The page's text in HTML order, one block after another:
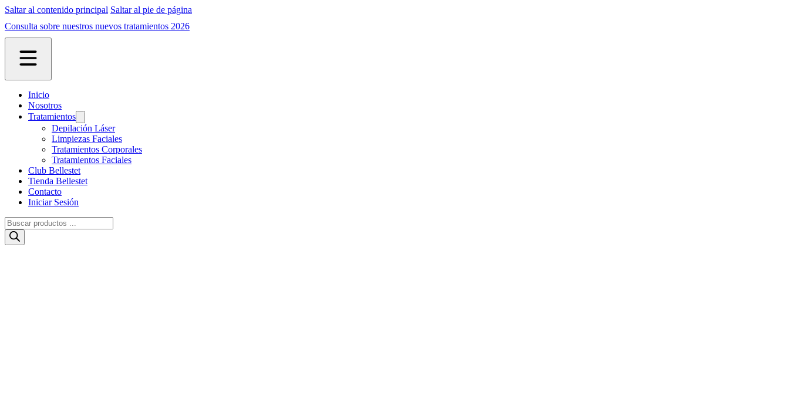
Saltar al contenido principal Saltar al pie de página
Consulta sobre nuestros nuevos tratamientos 2026
Inicio
Nosotros
Tratamientos
Depilación Láser
Limpiezas Faciales
Tratamientos Corporales
Tratamientos Faciales
Club Bellestet
Tienda Bellestet
Contacto
Iniciar Sesión
Búsqueda
de
productos